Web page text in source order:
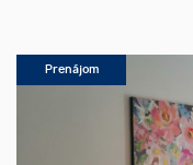
Prenájom